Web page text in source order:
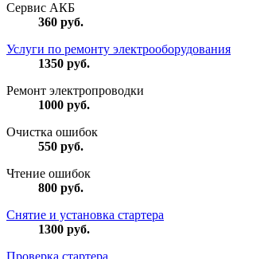
Сервис АКБ
360 руб.
Услуги по ремонту электрооборудования
1350 руб.
Ремонт электропроводки
1000 руб.
Очистка ошибок
550 руб.
Чтение ошибок
800 руб.
Снятие и установка стартера
1300 руб.